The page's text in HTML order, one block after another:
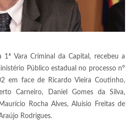
Vara Criminal da Capital, recebeu a
Público estadual no processo nº
em face de Ricardo Vieira Coutinho,
Carneiro, Daniel Gomes da Silva,
Rocha Alves, Aluísio Freitas de
Rodrigues.